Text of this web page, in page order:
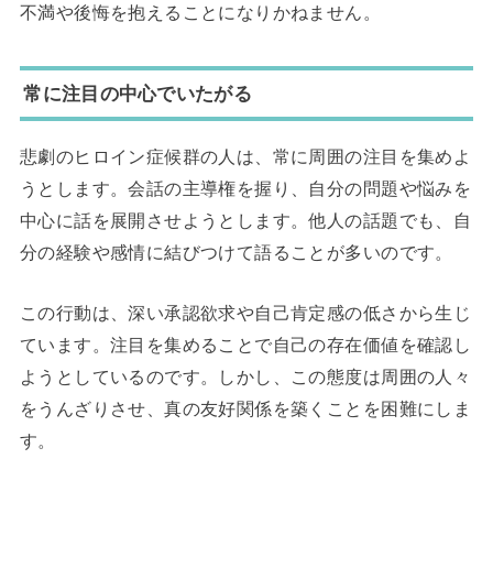
不満や後悔を抱えることになりかねません。
常に注目の中心でいたがる
悲劇のヒロイン症候群の人は、常に周囲の注目を集めよ
うとします。会話の主導権を握り、自分の問題や悩みを
中心に話を展開させようとします。他人の話題でも、自
分の経験や感情に結びつけて語ることが多いのです。
この行動は、深い承認欲求や自己肯定感の低さから生じ
ています。注目を集めることで自己の存在価値を確認し
ようとしているのです。しかし、この態度は周囲の人々
をうんざりさせ、真の友好関係を築くことを困難にしま
す。